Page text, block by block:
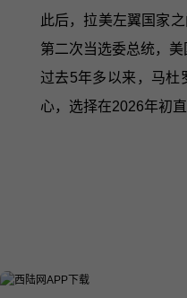
此后，拉美左翼国家
第二次当选委总统，
过去5年多以来，马杜
心，选择在2026年初